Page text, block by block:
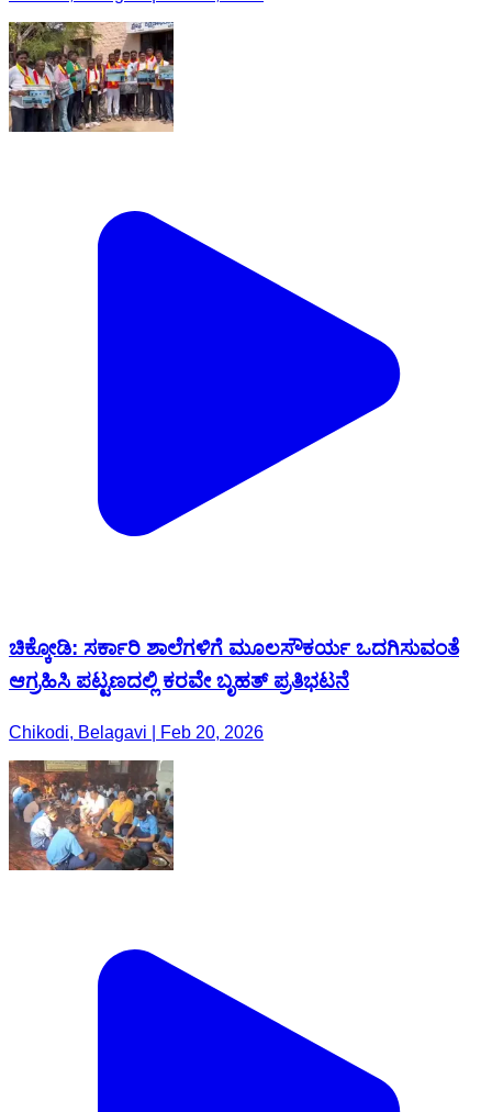
ಚಿಕ್ಕೋಡಿ: ಸರ್ಕಾರಿ ಶಾಲೆಗಳಿಗೆ ಮೂಲಸೌಕರ್ಯ ಒದಗಿಸುವಂತೆ
ಆಗ್ರಹಿಸಿ ಪಟ್ಟಣದಲ್ಲಿ ಕರವೇ ಬೃಹತ್ ಪ್ರತಿಭಟನೆ‌
Chikodi, Belagavi | Feb 20, 2026